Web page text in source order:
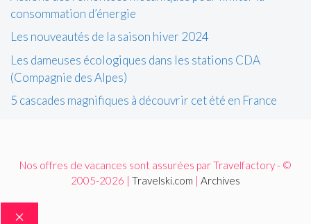
consommation d’énergie
Les nouveautés de la saison hiver 2024
Les dameuses écologiques dans les stations CDA
(Compagnie des Alpes)
5 cascades magnifiques à découvrir cet été en France
Nos offres de vacances sont assurées par Travelfactory - ©
2005-2026 | Travelski.com Archives